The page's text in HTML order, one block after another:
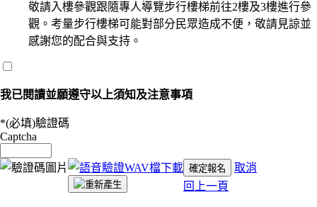
敬請入樓參觀跟隨專人導覽步行樓梯前往2樓及3樓進行參
觀。考量步行樓梯可能對部分民眾造成不便，敬請見諒並
感謝您的配合與支持。
我已閱讀並願遵守以上須知及注意事項
*(必填)驗證碼
Captcha
確定報名
取消
回上一頁